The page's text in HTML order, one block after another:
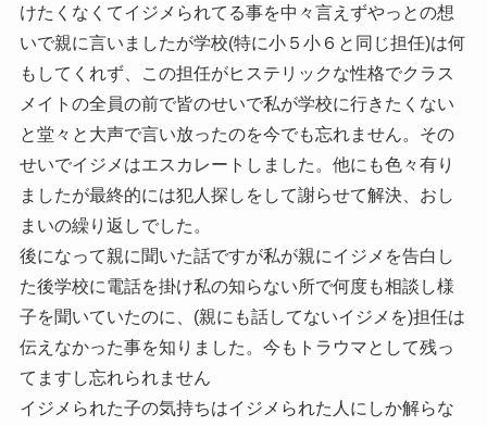
けたくなくてイジメられてる事を中々言えずやっとの想
いで親に言いましたが学校(特に小５小６と同じ担任)は何
もしてくれず、この担任がヒステリックな性格でクラス
メイトの全員の前で皆のせいで私が学校に行きたくない
と堂々と大声で言い放ったのを今でも忘れません。その
せいでイジメはエスカレートしました。他にも色々有り
ましたが最終的には犯人探しをして謝らせて解決、おし
まいの繰り返しでした。
後になって親に聞いた話ですが私が親にイジメを告白し
た後学校に電話を掛け私の知らない所で何度も相談し様
子を聞いていたのに、(親にも話してないイジメを)担任は
伝えなかった事を知りました。今もトラウマとして残っ
てますし忘れられません
イジメられた子の気持ちはイジメられた人にしか解らな